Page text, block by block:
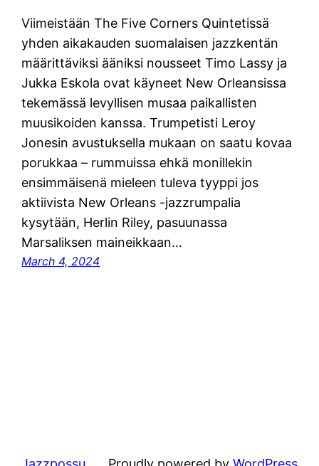
Viimeistään The Five Corners Quintetissä
yhden aikakauden suomalaisen jazzkentän
määrittäviksi ääniksi nousseet Timo Lassy ja
Jukka Eskola ovat käyneet New Orleansissa
tekemässä levyllisen musaa paikallisten
muusikoiden kanssa. Trumpetisti Leroy
Jonesin avustuksella mukaan on saatu kovaa
porukkaa – rummuissa ehkä monillekin
ensimmäisenä mieleen tuleva tyyppi jos
aktiivista New Orleans -jazzrumpalia
kysytään, Herlin Riley, pasuunassa
Marsaliksen maineikkaan…
March 4, 2024